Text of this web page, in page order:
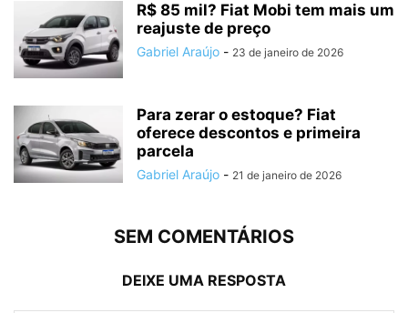
R$ 85 mil? Fiat Mobi tem mais um
reajuste de preço
Gabriel Araújo - 23 de janeiro de 2026
Para zerar o estoque? Fiat
oferece descontos e primeira
parcela
Gabriel Araújo - 21 de janeiro de 2026
SEM COMENTÁRIOS
DEIXE UMA RESPOSTA